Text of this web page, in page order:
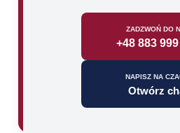
ZADZWOŃ DO
+48 883
NAPISZ NA
Otwórz